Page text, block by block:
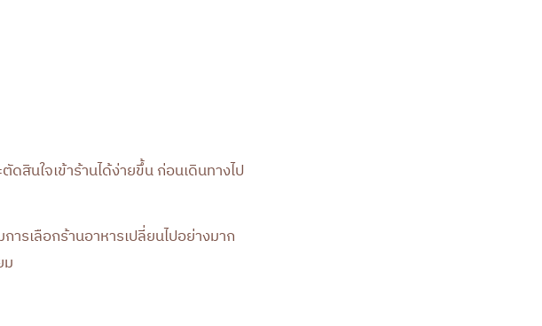
สินใจเข้าร้านได้ง่ายขึ้น ก่อนเดินทางไป
รเลือกร้านอาหารเปลี่ยนไปอย่างมาก
ม